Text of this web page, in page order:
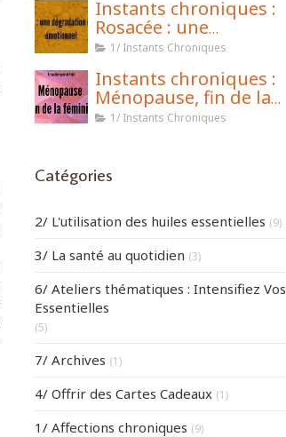
Instants chroniques :
Rosacée : une
dégradation de l’état
1/ Instants Chroniques
Instants chroniques :
Ménopause, fin de la
féminité ?
1/ Instants Chroniques
Catégories
2/ L'utilisation des huiles essentielles (9)
3/ La santé au quotidien (3)
6/ Ateliers thématiques : Intensifiez Vos
Essentielles
(5)
7/ Archives (1)
4/ Offrir des Cartes Cadeaux (1)
1/ Affections chroniques (9)